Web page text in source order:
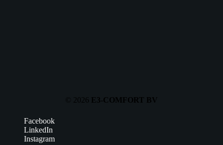
© 2026 E3-COMFORT BV
Facebook
LinkedIn
Instagram